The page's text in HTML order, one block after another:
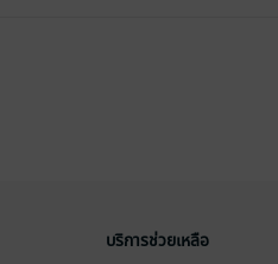
บริการช่วยเหลือ